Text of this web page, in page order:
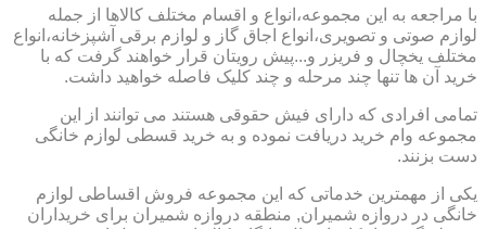
با مراجعه به این مجموعه،انواع و اقسام مختلف کالاها از جمله
لوازم صوتی و تصویری،انواع اجاق گاز و لوازم برقی آشپزخانه،انواع
مختلف یخچال و فریزر و...پیش رویتان قرار خواهند گرفت که با
خرید آن ها تنها چند مرحله و چند کلیک فاصله خواهید داشت.
تمامی افرادی که دارای فیش حقوقی هستند می توانند از این
مجموعه وام خرید دریافت نموده و به خرید قسطی لوازم خانگی
دست بزنند.
یکی از مهمترین خدماتی که این مجموعه فروش اقساطی لوازم
خانگی در دروازه شمیران, منطقه دروازه شمیران برای خریداران